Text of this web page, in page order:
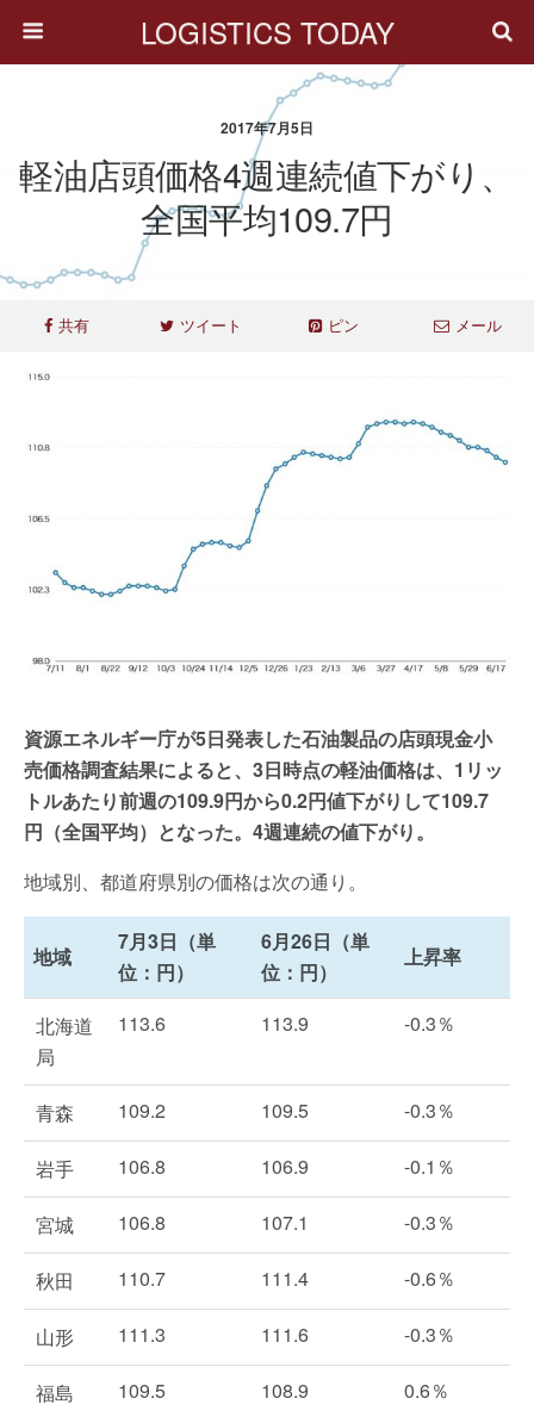
LOGISTICS TODAY
2017年7月5日
軽油店頭価格4週連続値下がり、
全国平均109.7円
共有 ツイート ピン メール
資源エネルギー庁が5日発表した石油製品の店頭現金小
売価格調査結果によると、3日時点の軽油価格は、1リッ
トルあたり前週の109.9円から0.2円値下がりして109.7
円（全国平均）となった。4週連続の値下がり。
地域別、都道府県別の価格は次の通り。
地域
7月3日（単
位：円）
6月26日（単
位：円）
上昇率
北海道
局
113.6 113.9 -0.3％
青森 109.2 109.5 -0.3％
岩手 106.8 106.9 -0.1％
宮城 106.8 107.1 -0.3％
秋田 110.7 111.4 -0.6％
山形 111.3 111.6 -0.3％
福島 109.5 108.9 0.6％